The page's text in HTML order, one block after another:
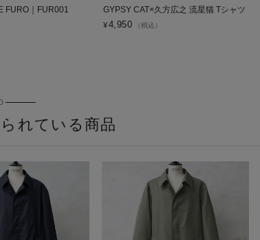
FURO｜FUR001 GYPSY CAT×久方広之 流星猫 Tシャツ
¥4,950 （税込）
れている商品